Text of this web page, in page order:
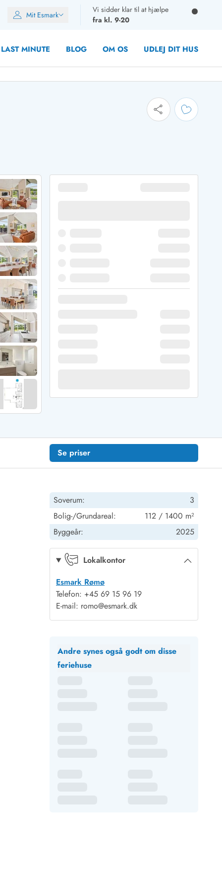
Mit Esmark
Vi sidder klar til at hjælpe
fra kl. 9-20
LAST MINUTE BLOG OM OS UDLEJ DIT HUS
Se priser
Soverum:
3
Bolig-/Grundareal:
112 / 1400 m²
Byggeår:
2025
Lokalkontor
Esmark Rømø
Telefon: +45 69 15 96 19
E-mail: romo@esmark.dk
Andre synes også godt om disse
feriehuse